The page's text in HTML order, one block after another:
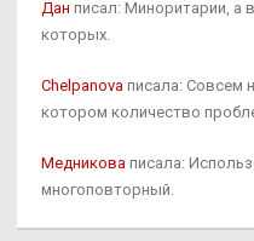
Дан писал: Миноритарии, а
которых.
Chelpanova писала: Совсем
котором количество
Медникова писала:
многоповторный.